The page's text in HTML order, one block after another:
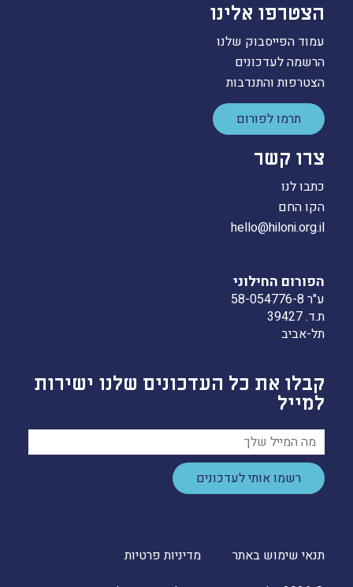
הצטרפו אלינו
עמוד הפייסבוק שלנו
הרשמה לעדכונים
הצטרפות והתנדבות
תרמו לפורום
צרו קשר
כתבו לנו
הקו החם
hello@hiloni.org.il
קבלו את כל העדכונים שלנו ישירות
למייל
רשמו אותי לעדכונים
הפורום החילוני
ע"ר 58-054776-8
ת.ד. 39427
תל-אביב
תנאי שימוש באתר מדיניות פרטיות